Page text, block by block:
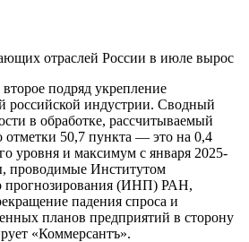
отраслей России в июле вырос
подряд укрепление
российской индустрии. Сводный
в обработке, рассчитываемый
отметки 50,7 пункта — это на 0,4
уровня и максимум с января 2025-
проводимые Институтом
прогнозирования (ИНП) РАН,
падения спроса и
планов предприятий в сторону
«Коммерсантъ».